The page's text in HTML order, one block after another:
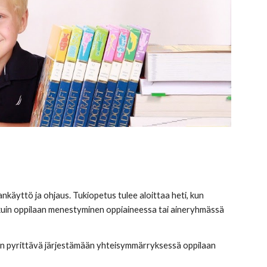
ja ohjaus. Tukiopetus tulee aloittaa heti, kun
oppilaan menestyminen oppiaineessa tai aineryhmässä
pyrittävä järjestämään yhteisymmärryksessä oppilaan